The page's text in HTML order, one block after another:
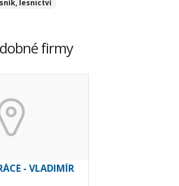
lesnictví
firmy
- VLADIMÍR